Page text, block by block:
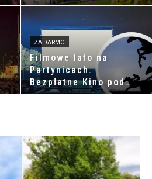
ZA DARMO
Filmowe lato na
Partynicach.
Bezpłatne Kino pod
gwiazdami i jedyne